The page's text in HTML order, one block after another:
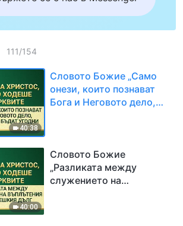
111/154
40:38
Словото Божие „Само
онези, които познават
Бога и Неговото дело,
40:00
Словото Божие
„Разликата между
служението на